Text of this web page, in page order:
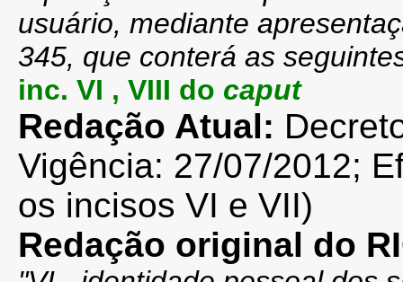
usuário, mediante
345, que conterá as
inc. VI , VIII do caput
Redação Atual:
Vigência: 27/07/2012;
os incisos VI e VII)
Redação original do